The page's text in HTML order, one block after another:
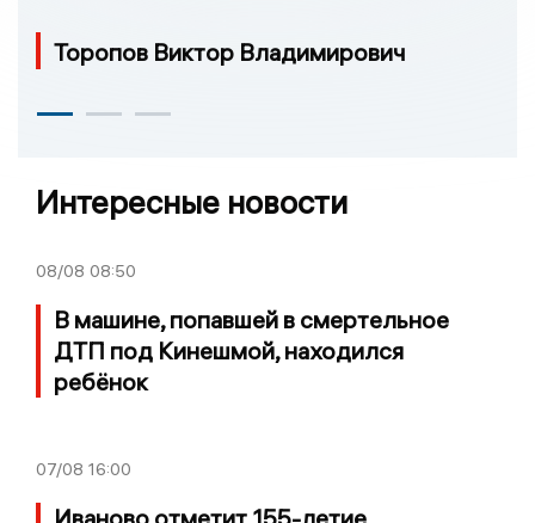
Торопов Виктор Владимирович
Интересные новости
08/08 08:50
В машине, попавшей в смертельное
ДТП под Кинешмой, находился
ребёнок
07/08 16:00